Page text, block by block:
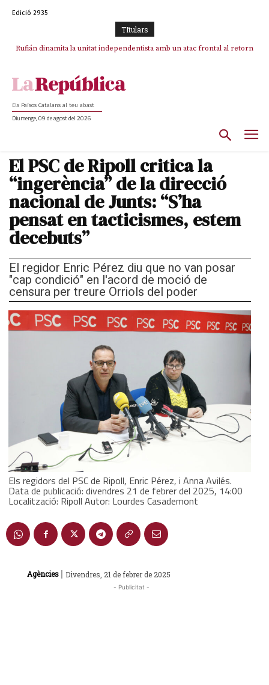
Edició 2935
TItulars
Rufián dinamita la unitat independentista amb un atac frontal al retorn
Puigdemont reivindica la transparència del seu retorn i manté el pols
Els Països Catalans al teu abast
Diumenge, 09 de agost del 2026
El PSC de Ripoll critica la
“ingerència” de la direcció
nacional de Junts: “S’ha
pensat en tacticismes, estem
decebuts”
El regidor Enric Pérez diu que no van posar
"cap condició" en l'acord de moció de
censura per treure Orriols del poder
Els regidors del PSC de Ripoll, Enric Pérez, i Anna Avilés.
Data de publicació: divendres 21 de febrer del 2025, 14:00
Localització: Ripoll Autor: Lourdes Casademont
Agències | Divendres, 21 de febrer de 2025
- Publicitat -